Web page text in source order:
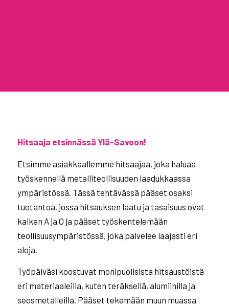
Hitsaaja etsinnässä Ylä-Savoon!
Etsimme asiakkaallemme hitsaajaa, joka haluaa
työskennellä metalliteollisuuden laadukkaassa
ympäristössä. Tässä tehtävässä pääset osaksi
tuotantoa, jossa hitsauksen laatu ja tasaisuus ovat
kaiken A ja O ja pääset työskentelemään
teollisuusympäristössä, joka palvelee laajasti eri
aloja.
Työpäiväsi koostuvat monipuolisista hitsaustöistä
eri materiaaleilla, kuten teräksellä, alumiinilla ja
seosmetalleilla. Pääset tekemään muun muassa